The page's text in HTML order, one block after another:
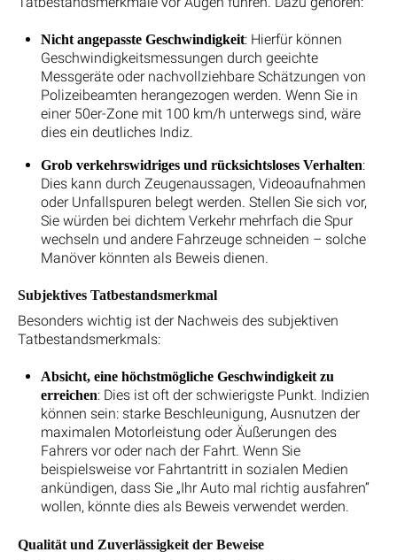
Nicht angepasste Geschwindigkeit: Hierfür können
Geschwindigkeitsmessungen durch geeichte
Messgeräte oder nachvollziehbare Schätzungen von
Polizeibeamten herangezogen werden. Wenn Sie in
einer 50er-Zone mit 100 km/h unterwegs sind, wäre
dies ein deutliches Indiz.
Grob verkehrswidriges und rücksichtsloses Verhalten:
Dies kann durch Zeugenaussagen, Videoaufnahmen
oder Unfallspuren belegt werden. Stellen Sie sich vor,
Sie würden bei dichtem Verkehr mehrfach die Spur
wechseln und andere Fahrzeuge schneiden – solche
Manöver könnten als Beweis dienen.
Subjektives Tatbestandsmerkmal
Besonders wichtig ist der Nachweis des subjektiven
Tatbestandsmerkmals:
Absicht, eine höchstmögliche Geschwindigkeit zu
erreichen: Dies ist oft der schwierigste Punkt. Indizien
können sein: starke Beschleunigung, Ausnutzen der
maximalen Motorleistung oder Äußerungen des
Fahrers vor oder nach der Fahrt. Wenn Sie
beispielsweise vor Fahrtantritt in sozialen Medien
ankündigen, dass Sie „Ihr Auto mal richtig ausfahren“
wollen, könnte dies als Beweis verwendet werden.
Qualität und Zuverlässigkeit der Beweise